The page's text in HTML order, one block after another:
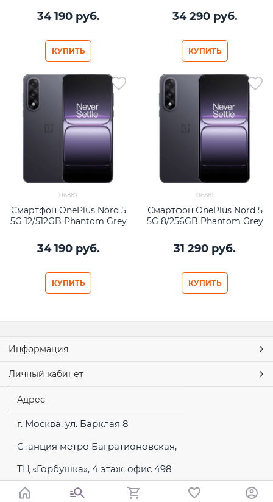
34 190 руб.
КУПИТЬ
34 290 руб.
КУПИТЬ
06887
Смартфон OnePlus Nord 5
5G 12/512GB Phantom Grey
34 190 руб.
КУПИТЬ
06881
Смартфон OnePlus Nord 5
5G 8/256GB Phantom Grey
31 290 руб.
КУПИТЬ
Информация
Личный кабинет
Адрес
г. Москва, ул. Барклая 8
Станция метро Багратионовская,
ТЦ «Горбушка», 4 этаж, офис 498